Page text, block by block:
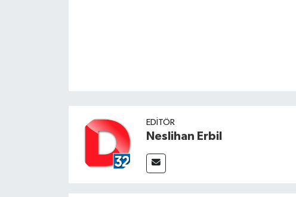
EDITÖR
Neslihan Erbil